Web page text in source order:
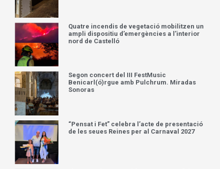
Quatre incendis de vegetació mobilitzen un
ampli dispositiu d’emergències a l’interior
nord de Castelló
Segon concert del III FestMusic
Benicarl(ó)rgue amb Pulchrum. Miradas
Sonoras
“Pensat i Fet” celebra l’acte de presentació
de les seues Reines per al Carnaval 2027